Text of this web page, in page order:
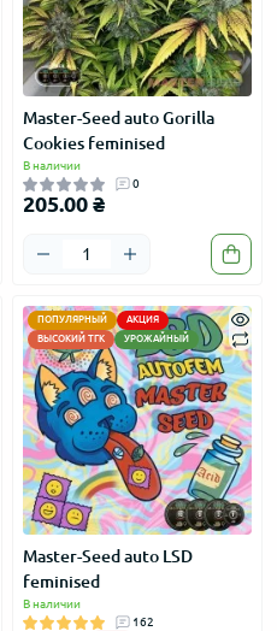
Master-Seed auto Gorilla
Cookies feminised
В наличии
0
205.00 ₴
ПОПУЛЯРНЫЙ
АКЦИЯ
ВЫСОКИЙ ТГК
УРОЖАЙНЫЙ
Master-Seed auto LSD
feminised
В наличии
162